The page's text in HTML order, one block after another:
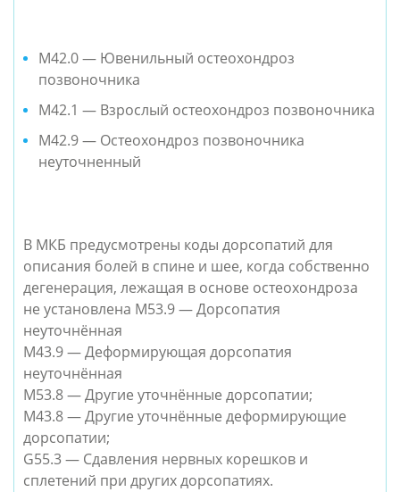
M42.0 — Ювенильный остеохондроз
позвоночника
M42.1 — Взрослый остеохондроз позвоночника
M42.9 — Остеохондроз позвоночника
неуточненный
В МКБ предусмотрены коды дорсопатий для
описания болей в спине и шее, когда собственно
дегенерация, лежащая в основе остеохондроза
не установлена M53.9 — Дорсопатия
неуточнённая
M43.9 — Деформирующая дорсопатия
неуточнённая
M53.8 — Другие уточнённые дорсопатии;
M43.8 — Другие уточнённые деформирующие
дорсопатии;
G55.3 — Сдавления нервных корешков и
сплетений при других дорсопатиях.